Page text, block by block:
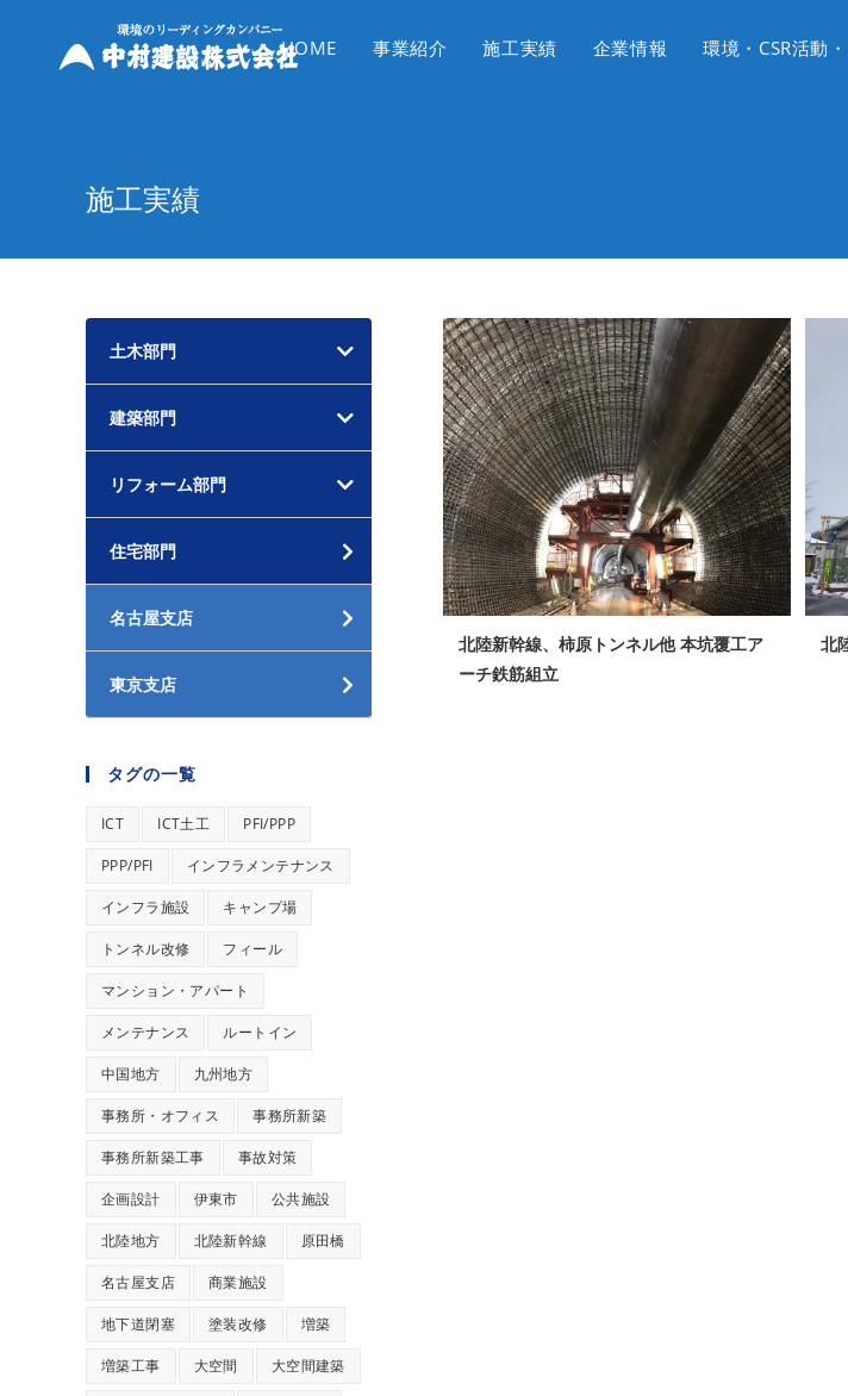
HOME 事業紹介 施工実績 企業情報 環境・CSR活動
施工実績
北陸新幹線、柿原トンネル他 本坑覆工ア
ーチ鉄筋組立
北
土木部門
建築部門
リフォーム部門
住宅部門
名古屋支店
東京支店
タグの一覧
ICT ICT土工 PFI/PPP
PPP/PFI インフラメンテナンス
インフラ施設 キャンプ場
トンネル改修 フィール
マンション・アパート
メンテナンス ルートイン
中国地方 九州地方
事務所・オフィス 事務所新築
事務所新築工事 事故対策
企画設計 伊東市 公共施設
北陸地方 北陸新幹線 原田橋
名古屋支店 商業施設
地下道閉塞 塗装改修 増築
増築工事 大空間 大空間建築